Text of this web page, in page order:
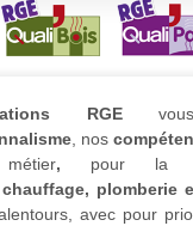
RGEvous
, nos
, pour la
chauffage, plomberie
avec pour